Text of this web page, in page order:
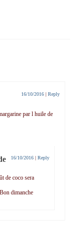
16/10/2016 | Reply
par l huile de
16/10/2016 | Reply
de coco sera
dimanche